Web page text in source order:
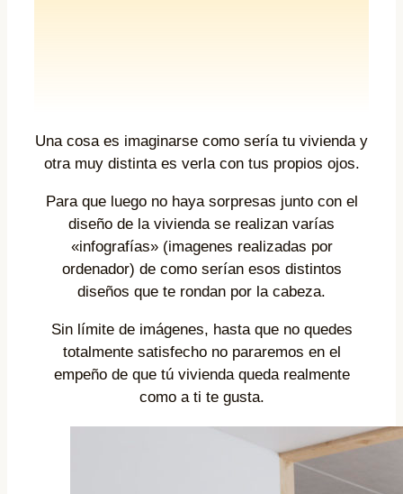
Una cosa es imaginarse como sería tu vivienda y
otra muy distinta es verla con tus propios ojos.
Para que luego no haya sorpresas junto con el
diseño de la vivienda se realizan varías
«infografías» (imagenes realizadas por
ordenador) de como serían esos distintos
diseños que te rondan por la cabeza.
Sin límite de imágenes, hasta que no quedes
totalmente satisfecho no pararemos en el
empeño de que tú vivienda queda realmente
como a ti te gusta.